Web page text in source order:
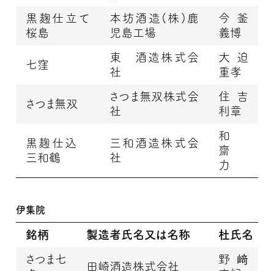
黒麹仕立て
桜島
本坊酒造(株)鹿
児島工場
今釜
義博
七窪
東 酒造株式会
社
大迫
重孝
さつま無双
さつま無双株式会
社
住吉
利章
黒麹仕込
三和鶴
三和酒造株式会
社
和
齋
力
伊集院
銘柄 製造者氏名又は名称 杜氏名
さつま七
田崎酒造株式会社
野﨑